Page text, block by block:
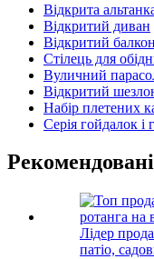
Відкрита
Відкритий диван
Відкритий
Стілець для
Вуличний
Відкритий
Набір плетених
Серія гойдалок і
Лідер
патіо,